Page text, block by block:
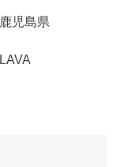
鹿児島県
LAVA